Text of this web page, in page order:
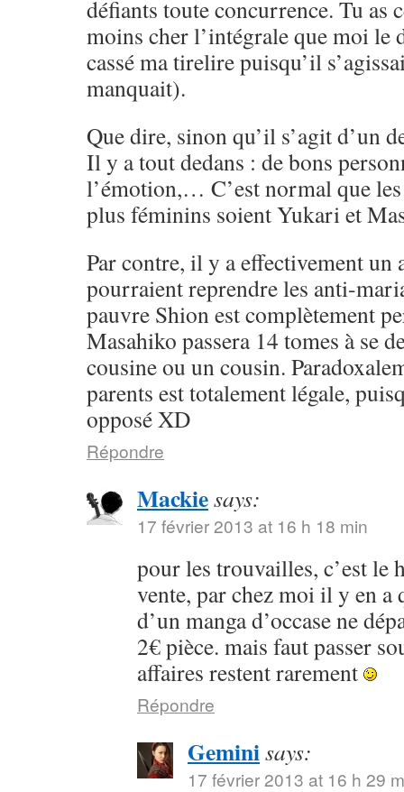
défiants toute concurrence. Tu as
moins cher l’intégrale que moi le
cassé ma tirelire puisqu’il
manquait).
Que dire, sinon qu’il s’agit d’un
Il y a tout dedans : de bons
l’émotion,… C’est normal que
plus féminins soient Yukari et
Par contre, il y a effectivement un
pourraient reprendre les anti-
pauvre Shion est complètement
Masahiko passera 14 tomes à se
cousine ou un cousin.
parents est totalement légale,
opposé XD
Répondre
Mackiesays:
17 février 2013 at 16 h 18 min
pour les trouvailles, c’est le
vente, par chez moi il y en
d’un manga d’occase ne
2€ pièce. mais faut passer
affaires restent rarement
Répondre
Geminisays:
17 février 2013 at 16 h 29